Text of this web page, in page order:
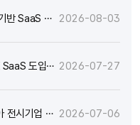
반 SaaS 현
2026-08-03
도입,
2026-07-27
전시기업 지 2026-07-06